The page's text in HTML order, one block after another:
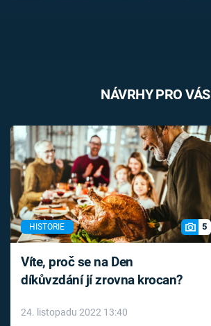
NÁVRHY PRO VÁS
HISTORIE 5
Víte, proč se na Den
díkůvzdání jí zrovna krocan?
24. listopadu 2022 13:40